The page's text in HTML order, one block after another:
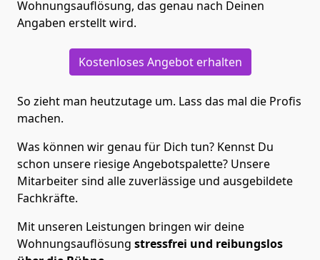
Wohnungsauflösung, das genau nach Deinen
Angaben erstellt wird.
Kostenloses Angebot erhalten
So zieht man heutzutage um. Lass das mal die Profis
machen.
Was können wir genau für Dich tun? Kennst Du
schon unsere riesige Angebotspalette? Unsere
Mitarbeiter sind alle zuverlässige und ausgebildete
Fachkräfte.
Mit unseren Leistungen bringen wir deine
Wohnungsauflösung stressfrei und reibungslos